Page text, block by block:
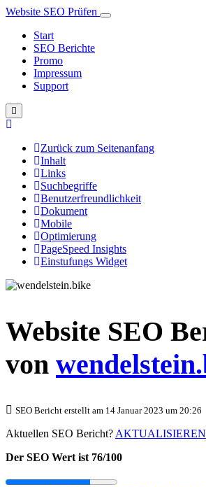
Website SEO Prüfen
Start
SEO Berichte
Promo
Impressum
Support
Zurück zum Seitenanfang
Inhalt
Links
Suchbegriffe
Benutzerfreundlichkeit
Dokument
Mobile
Optimierung
PageSpeed Insights
Einstufungs Widget
Website SEO
von
SEO Bericht erstellt am 14 Januar 2023 um 20:26
Aktuellen SEO Bericht? AKTUALISIEREN
Der SEO Wert ist 76/100